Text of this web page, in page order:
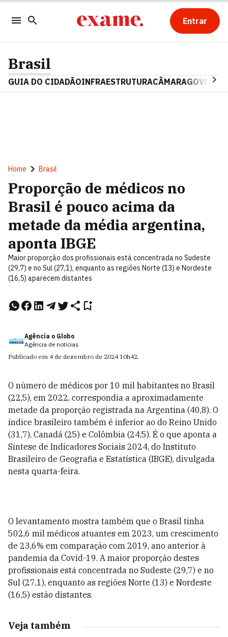
Entrar
Brasil
GUIA DO CIDADÃOINFRAESTRUTURACÂMARAGOVERNO
Home Brasil
Proporção de médicos no
Brasil é pouco acima da
metade da média argentina,
aponta IBGE
Maior proporção dos profissionais está concentrada no Sudeste
(29,7) e no Sul (27,1), enquanto as regiões Norte (13) e Nordeste
(16,5) aparecem distantes
Agência o Globo
Agência de notícias
Publicado em 4 de dezembro de 2024 10h42.
O número de médicos por 10 mil habitantes no Brasil
(22,5), em 2022, correspondia a aproximadamente
metade da proporção registrada na Argentina (40,8). O
índice brasileiro também é inferior ao do Reino Unido
(31,7), Canadá (25) e Colômbia (24,5). É o que aponta a
Síntese de Indicadores Sociais 2024, do Instituto
Brasileiro de Geografia e Estatística (IBGE), divulgada
nesta quarta-feira.
O levantamento mostra também que o Brasil tinha
502,6 mil médicos atuantes em 2023, um crescimento
de 23,6% em comparação com 2019, ano anterior à
pandemia da Covid-19. A maior proporção destes
profissionais está concentrada no Sudeste (29,7) e no
Sul (27,1), enquanto as regiões Norte (13) e Nordeste
(16,5) estão distantes.
Veja também